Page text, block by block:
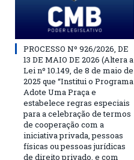
PROCESSO Nº 926/2026, DE
13 DE MAIO DE 2026 (Altera a
Lei nº 10.149, de 8 de maio de
2025 que “Institui o Programa
Adote Uma Praça e
estabelece regras especiais
para a celebração de termos
de cooperação com a
iniciativa privada, pessoas
físicas ou pessoas jurídicas
de direito privado, e com